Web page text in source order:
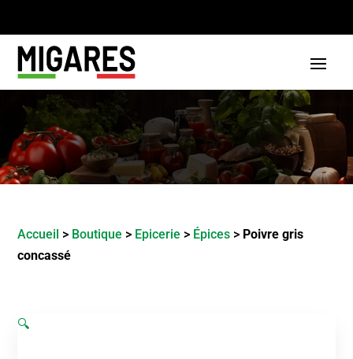
Accueil > Boutique > Epicerie > Épices > Poivre gris
concassé
🔍